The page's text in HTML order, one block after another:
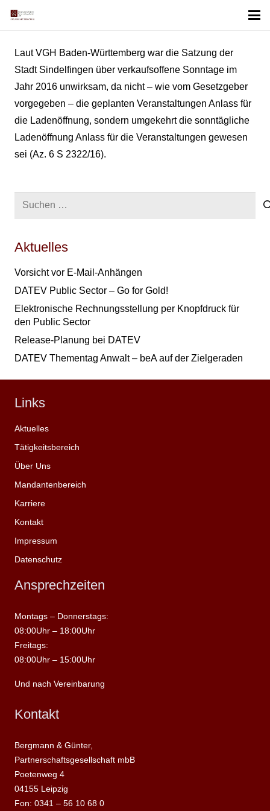
Laut VGH Baden-Württemberg war die Satzung der
Stadt Sindelfingen über verkaufsoffene Sonntage im
Jahr 2016 unwirksam, da nicht – wie vom Gesetzgeber
vorgegeben – die geplanten Veranstaltungen Anlass für
die Ladenöffnung, sondern umgekehrt die sonntägliche
Ladenöffnung Anlass für die Veranstaltungen gewesen
sei (Az. 6 S 2322/16).
Suchen
Aktuelles
Vorsicht vor E-Mail-Anhängen
DATEV Public Sector – Go for Gold!
Elektronische Rechnungsstellung per Knopfdruck für
den Public Sector
Release-Planung bei DATEV
DATEV Thementag Anwalt – beA auf der Zielgeraden
Links
Aktuelles
Tätigkeitsbereich
Über Uns
Mandantenbereich
Karriere
Kontakt
Impressum
Datenschutz
Ansprechzeiten
Montags – Donnerstags:
08:00Uhr – 18:00Uhr
Freitags:
08:00Uhr – 15:00Uhr
Und nach Vereinbarung
Kontakt
Bergmann & Günter,
Partnerschaftsgesellschaft mbB
Poetenweg 4
04155 Leipzig
Fon: 0341 – 56 10 68 0